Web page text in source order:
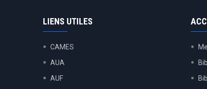
LIENS UTILES
CAMES
AUA
AUF